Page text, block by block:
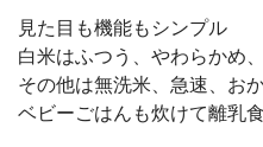
見た目も機能もシンプル
白米はふつう、やわらかめ
その他は無洗米、急速、お
ベビーごはんも炊けて離乳